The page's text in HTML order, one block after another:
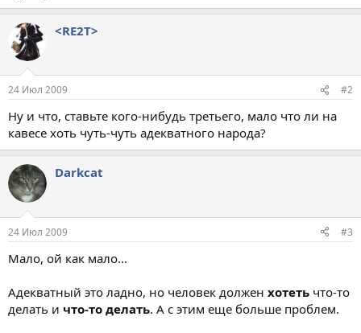
<RE2T>
24 Июл 2009 #2
Ну и что, ставьте кого-нибудь третьего, мало что ли на
кавесе хоть чуть-чуть адекватного народа?
Darkcat
24 Июл 2009 #3
Мало, ой как мало...
Адекватный это ладно, но человек должен хотеть что-то
делать и что-то делать. А с этим еще больше проблем.